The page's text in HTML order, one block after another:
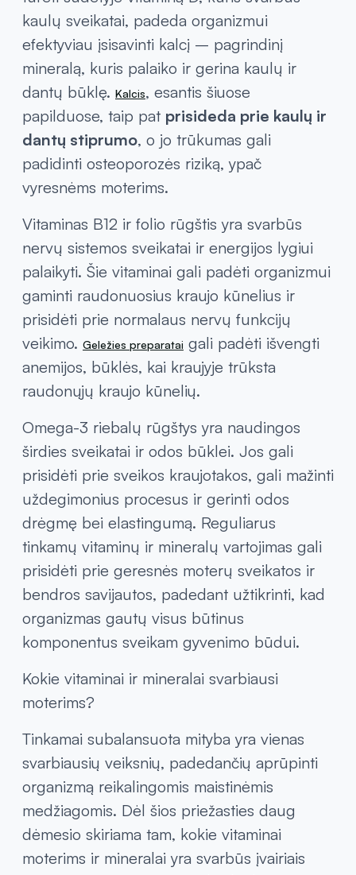
maistinių medžiagų, reikalingų kasdienei
veiklai ir gerai sveikatai.
Rekomenduojami vitaminai moterims turėtų
turėti sudėtyje vitaminą D, kuris svarbus
kaulų sveikatai, padeda organizmui
efektyviau įsisavinti kalcį – pagrindinį
mineralą, kuris palaiko ir gerina kaulų ir
dantų būklę.Kalcis, esantis šiuose
papilduose, taip pat
prisideda prie kaulų ir
dantų stiprumo
, o jo trūkumas gali
padidinti osteoporozės riziką, ypač
vyresnėms moterims.
Vitaminas B12 ir folio rūgštis yra svarbūs
nervų sistemos sveikatai ir energijos lygiui
palaikyti. Šie vitaminai gali padėti organizmui
gaminti raudonuosius kraujo kūnelius ir
prisidėti prie normalaus nervų funkcijų
veikimo.
Geležies preparatai gali padėti išvengti
anemijos, būklės, kai kraujyje trūksta
raudonųjų kraujo kūnelių.
Omega-3 riebalų rūgštys yra naudingos
širdies sveikatai ir odos būklei. Jos gali
prisidėti prie sveikos kraujotakos, gali mažinti
uždegimonius procesus ir gerinti odos
drėgmę bei elastingumą. Reguliarus
tinkamų vitaminų ir mineralų vartojimas gali
prisidėti prie geresnės moterų sveikatos ir
bendros savijautos, padedant užtikrinti, kad
komponentus sveikam gyvenimo būdui.
Kokie vitaminai ir mineralai svarbiausi
moterims?
Tinkamai subalansuota mityba yra vienas
svarbiausių veiksnių, padedančių aprūpinti